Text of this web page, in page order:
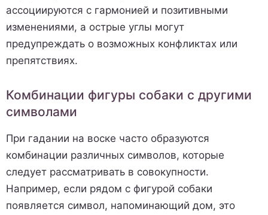
ассоциируются с гармонией и позитивными
изменениями, а острые углы могут
предупреждать о возможных конфликтах или
препятствиях.
Комбинации фигуры собаки с другими
символами
При гадании на воске часто образуются
комбинации различных символов, которые
следует рассматривать в совокупности.
Например, если рядом с фигурой собаки
появляется символ, напоминающий дом, это